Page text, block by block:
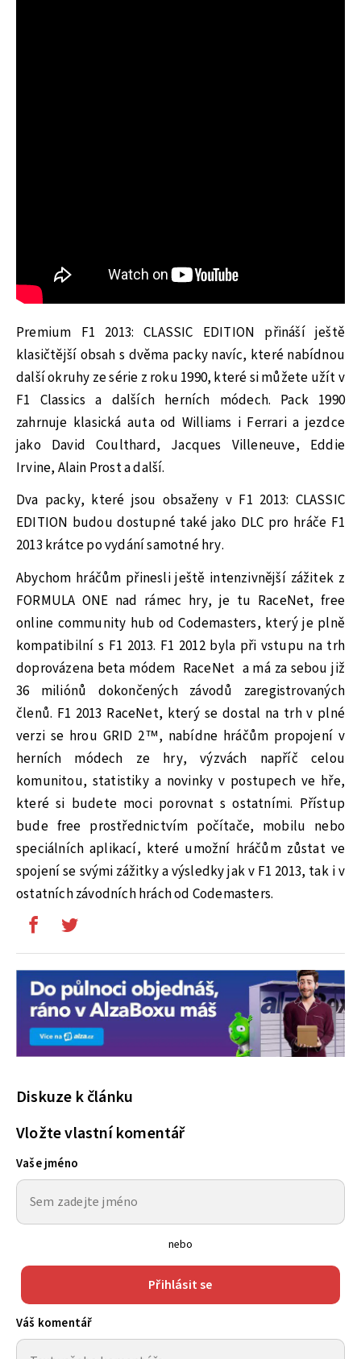
Premium F1 2013: CLASSIC EDITION přináší ještě
klasičtější obsah s dvěma packy navíc, které nabídnou
další okruhy ze série z roku 1990, které si můžete užít v
F1 Classics a dalších herních módech. Pack 1990
zahrnuje klasická auta od Williams i Ferrari a jezdce
jako David Coulthard, Jacques Villeneuve, Eddie
Irvine, Alain Prost a další.
Dva packy, které jsou obsaženy v F1 2013: CLASSIC
EDITION budou dostupné také jako DLC pro hráče F1
2013 krátce po vydání samotné hry.
Abychom hráčům přinesli ještě intenzivnější zážitek z
FORMULA ONE nad rámec hry, je tu RaceNet, free
online community hub od Codemasters, který je plně
kompatibilní s F1 2013. F1 2012 byla při vstupu na trh
doprovázena beta módem RaceNet a má za sebou již
36 miliónů dokončených závodů zaregistrovaných
členů. F1 2013 RaceNet, který se dostal na trh v plné
verzi se hrou GRID 2™, nabídne hráčům propojení v
herních módech ze hry, výzvách napříč celou
komunitou, statistiky a novinky v postupech ve hře,
které si budete moci porovnat s ostatními. Přístup
bude free prostřednictvím počítače, mobilu nebo
speciálních aplikací, které umožní hráčům zůstat ve
spojení se svými zážitky a výsledky jak v F1 2013, tak i v
ostatních závodních hrách od Codemasters.
Diskuze k článku
Vložte vlastní komentář
Vaše jméno
nebo
Přihlásit se
Váš komentář